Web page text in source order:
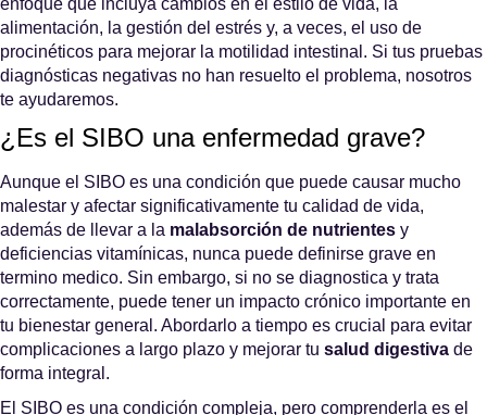
enfoque que incluya cambios en el estilo de vida, la
alimentación, la gestión del estrés y, a veces, el uso de
procinéticos para mejorar la motilidad intestinal. Si tus pruebas
diagnósticas negativas no han resuelto el problema, nosotros
te ayudaremos.
¿Es el SIBO una enfermedad grave?
Aunque el SIBO es una condición que puede causar mucho
malestar y afectar significativamente tu calidad de vida,
además de llevar a la malabsorción de nutrientes y
deficiencias vitamínicas, nunca puede definirse grave en
termino medico. Sin embargo, si no se diagnostica y trata
correctamente, puede tener un impacto crónico importante en
tu bienestar general. Abordarlo a tiempo es crucial para evitar
complicaciones a largo plazo y mejorar tu salud digestiva de
forma integral.
El SIBO es una condición compleja, pero comprenderla es el